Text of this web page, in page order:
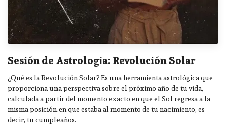
Sesión de Astrología: Revolución Solar
¿Qué es la Revolución Solar? Es una herramienta astrológica que
proporciona una perspectiva sobre el próximo año de tu vida,
calculada a partir del momento exacto en que el Sol regresa a la
misma posición en que estaba al momento de tu nacimiento, es
decir, tu cumpleaños.